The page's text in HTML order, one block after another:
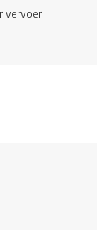
vervoer